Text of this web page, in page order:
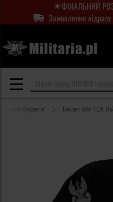
ФІНАЛЬНИЙ
Замовлення
берети Берет BB-TEX